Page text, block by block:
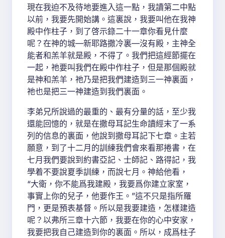
現在我迫不及待地要進入這一點，我讀第二中點
以前，我要先開始講。這裏說，我要叫他在我神
殿中作柱子，到了啓示錄二十一章你看見什麼
呢？在神的城—新耶路撒冷裏—沒有殿，主神全
能者和羔羊就是殿，不得了。我們把這經節擺在
一起，祂要叫我們在殿中作柱子，但是那個殿就
是神和羔羊，祂乃是把我們建造到三一神裏面，
祂也是把三一神建造到我們裏面。
李弟兄所說過的最重的、最有分量的話，至少我
還能回憶的，就是在撒母耳記生命讀經末了一系
列的信息的裏面，他說到撒母耳記下七章。主若
願意，到了十二月的訓練我們會來看那捲書，在
七月我們要說到約書亞記、士師記、路得記，我
學着不要說夏季訓練，而說七月。神給他看，
“大衛，你不能爲我建殿，我要爲你建立家室，
事實上你的兒子，他要作王。”這不只是指所羅
門，更是預表基督。所以是我要建造，怎樣建造
呢？以弗所三章十六節，我要在你的心中安家，
我要把我自己建造到你的裏面。所以，成爲柱子